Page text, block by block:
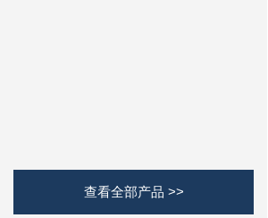
查看全部产品 >>